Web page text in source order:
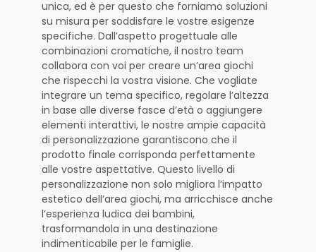
unica, ed è per questo che forniamo soluzioni
su misura per soddisfare le vostre esigenze
specifiche. Dall’aspetto progettuale alle
combinazioni cromatiche, il nostro team
collabora con voi per creare un’area giochi
che rispecchi la vostra visione. Che vogliate
integrare un tema specifico, regolare l’altezza
in base alle diverse fasce d’età o aggiungere
elementi interattivi, le nostre ampie capacità
di personalizzazione garantiscono che il
prodotto finale corrisponda perfettamente
alle vostre aspettative. Questo livello di
personalizzazione non solo migliora l’impatto
estetico dell’area giochi, ma arricchisce anche
l’esperienza ludica dei bambini,
trasformandola in una destinazione
indimenticabile per le famiglie.